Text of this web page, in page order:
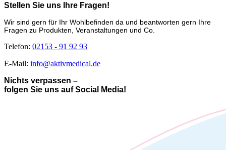
Stellen Sie uns Ihre Fragen!
Wir sind gern für Ihr Wohlbefinden da und beantworten gern Ihre
Fragen zu Produkten, Veranstaltungen und Co.
Telefon: 02153 - 91 92 93
E-Mail: info@aktivmedical.de
Nichts verpassen –
folgen Sie uns auf Social Media!